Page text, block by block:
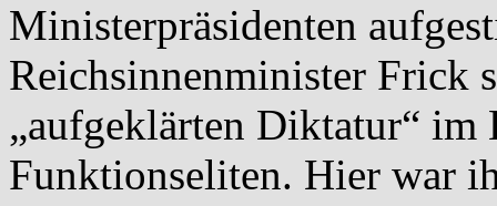
Ministerpräsidenten
Reichsinnenminister Frick
„aufgeklärten Diktatur“ im
Funktionseliten. Hier war